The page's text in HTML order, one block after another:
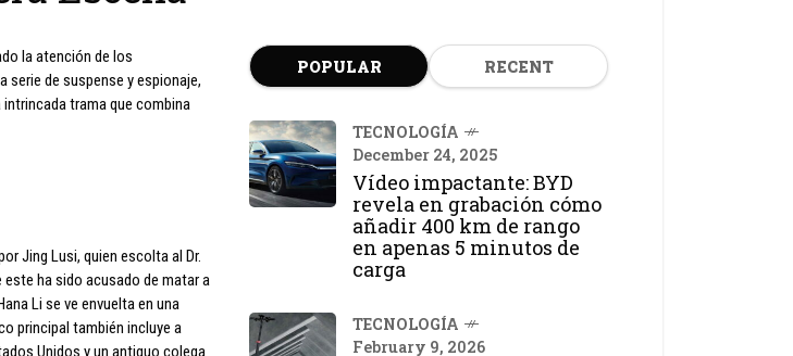
la atención de los
serie de suspense y espionaje,
trama que combina
Jing Lusi, quien escolta al Dr.
este ha sido acusado de matar a
Li se ve envuelta en una
principal también incluye a
Unidos y un antiguo colega
POPULAR RECENT
TECNOLOGÍA
December 24, 2025
Vídeo impactante: BYD
revela en grabación cómo
añadir 400 km de rango
en apenas 5 minutos de
carga
TECNOLOGÍA
February 9, 2026